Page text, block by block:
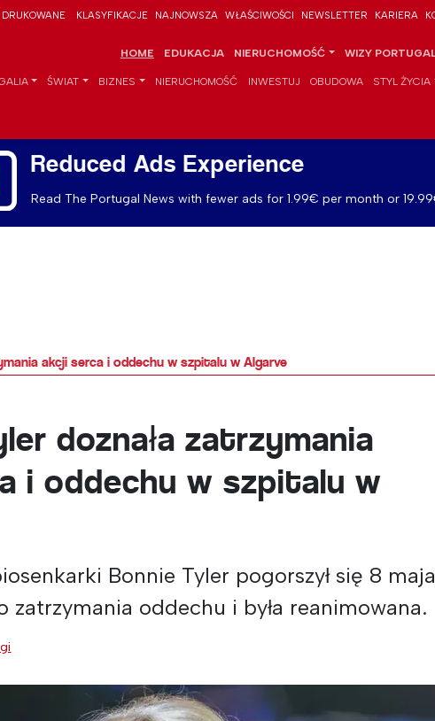
KLASYFIKACJE NAJNOWSZA WŁAŚCIWOŚCI NEWSLETTER KARIERA
HOME EDUKACJA NIERUCHOMOŚĆ WIZY
ŚWIAT BIZNES NIERUCHOMOŚĆ INWESTUJ OBUDOWA STYL ŻYCIA
Reduced Ads Experience
Read The Portugal News with fewer ads for 1.99€ per month or
akcji serca i oddechu w szpitalu w Algarve
doznała zatrzymania
i oddechu w szpitalu w
Bonnie Tyler pogorszył się 8
zatrzymania oddechu i była reanimowana.